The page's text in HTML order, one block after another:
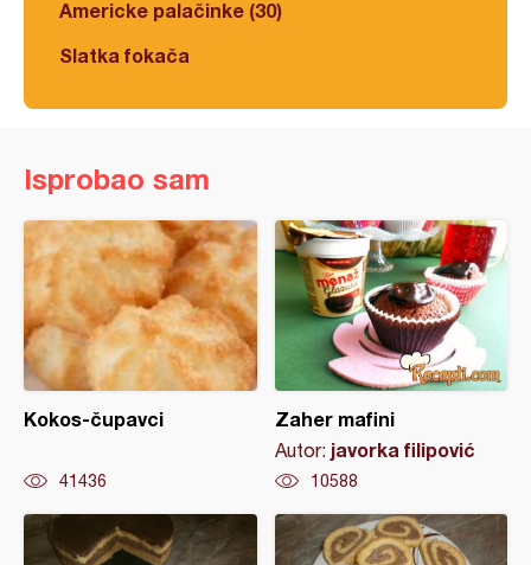
Americke palačinke (30)
Slatka fokača
Isprobao sam
Kokos-čupavci
41436
Zaher mafini
Autor: javorka filipović
10588